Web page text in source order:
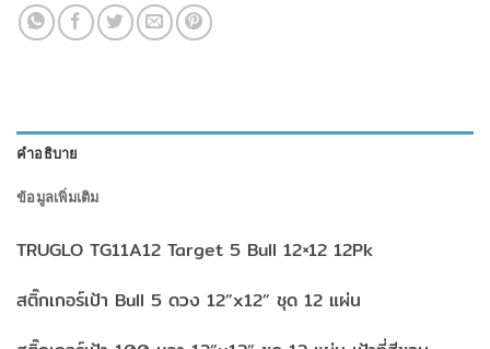
คำอธิบาย
ข้อมูลเพิ่มเติม
TRUGLO TG11A12 Target 5 Bull 12×12 12Pk
สติ๊กเกอร์เป้า Bull 5 ดวง 12”x12” ชุด 12 แผ่น